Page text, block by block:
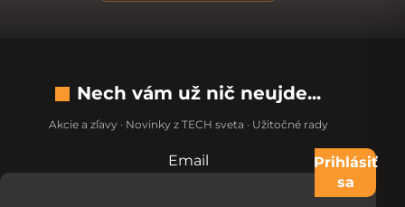
Nech vám už nič neujde...
Akcie a zľavy · Novinky z TECH sveta · Užitočné rady
Nevypĺňajte toto pole:
Email
Prihlásiť
sa